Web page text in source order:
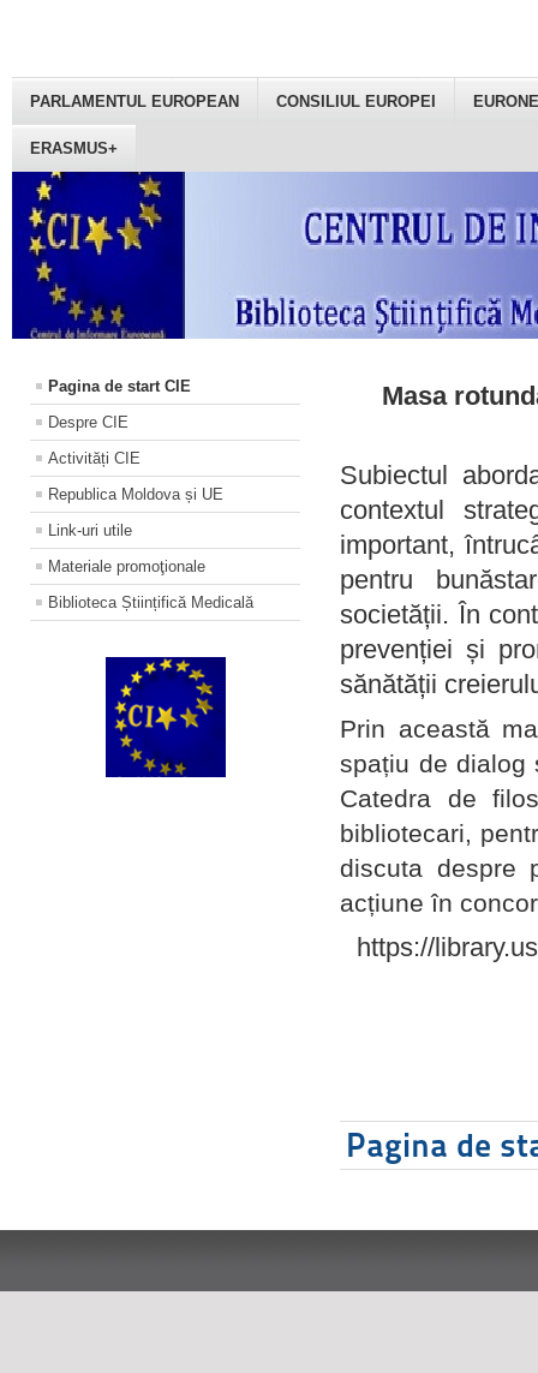
PARLAMENTUL EUROPEAN CONSILIUL EUROPEI
ERASMUS+
Pagina de start CIE
Despre CIE
Activități CIE
Republica Moldova și UE
Link-uri utile
Materiale promoţionale
Biblioteca Științifică Medicală
Masa
Subiectul
contextul
important,
pentru
societății. În
prevenției și
sănătății
Prin această
spațiu de dialog
Catedra de
bibliotecari,
discuta despre
acțiune în
https://
Pagina de